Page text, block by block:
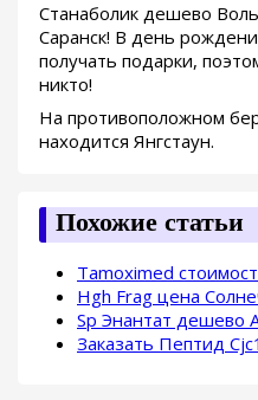
Станаболик дешево
Саранск! В день
получать подарки,
никто!
На противоположном
находится Янгстаун.
Похожие статьи
Tamoximed
Hgh Frag цена
Sp Энантат дешево
Заказать Пептид